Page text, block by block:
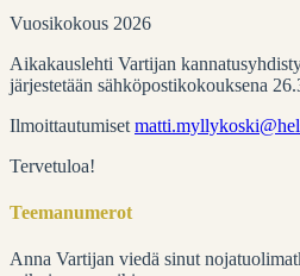
Vuosikokous 2026
Aikakauslehti Vartijan
järjestetään sähköpostikokouksena
Ilmoittautumiset
Tervetuloa!
Teemanumerot
Anna Vartijan viedä sinut